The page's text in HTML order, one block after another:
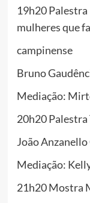
19h20 Palestra
mulheres que
campinense
Bruno
Mediação:
20h20 Palestra
João Anzanello
Mediação:
21h20 Mostra